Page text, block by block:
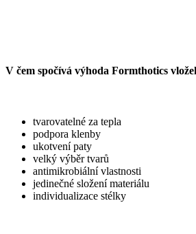
V čem spočívá výhoda Formthotics
tvarovatelné za tepla
podpora klenby
ukotvení paty
velký výběr tvarů
antimikrobiální vlastnosti
jedinečné složení materiálu
individualizace stélky